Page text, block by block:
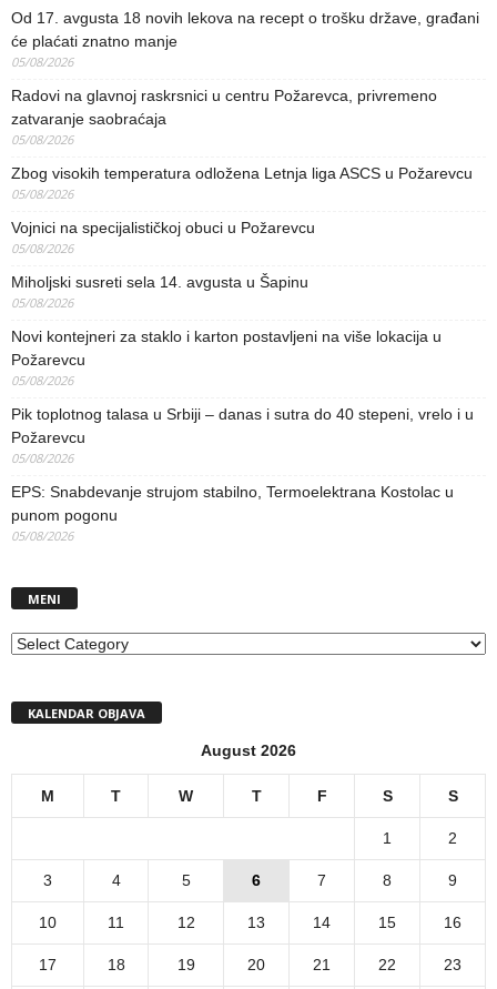
Od 17. avgusta 18 novih lekova na recept o trošku države, građani
će plaćati znatno manje
05/08/2026
Radovi na glavnoj raskrsnici u centru Požarevca, privremeno
zatvaranje saobraćaja
05/08/2026
Zbog visokih temperatura odložena Letnja liga ASCS u Požarevcu
05/08/2026
Vojnici na specijalističkoj obuci u Požarevcu
05/08/2026
Miholjski susreti sela 14. avgusta u Šapinu
05/08/2026
Novi kontejneri za staklo i karton postavljeni na više lokacija u
Požarevcu
05/08/2026
Pik toplotnog talasa u Srbiji – danas i sutra do 40 stepeni, vrelo i u
Požarevcu
05/08/2026
EPS: Snabdevanje strujom stabilno, Termoelektrana Kostolac u
punom pogonu
05/08/2026
MENI
MENI
KALENDAR OBJAVA
August 2026
M T W T F S S
1 2
3 4 5 6 7 8 9
10 11 12 13 14 15 16
17 18 19 20 21 22 23